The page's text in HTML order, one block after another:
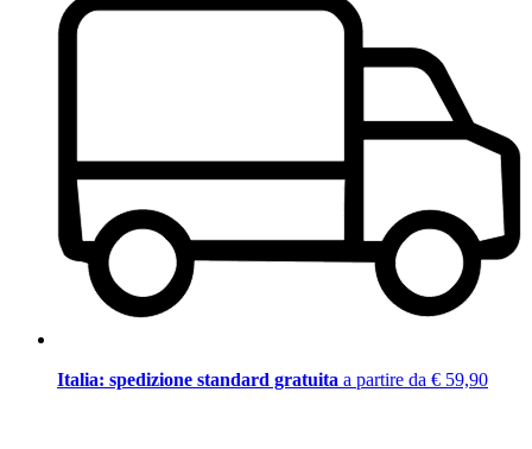
Italia: spedizione standard gratuita a partire da € 59,90